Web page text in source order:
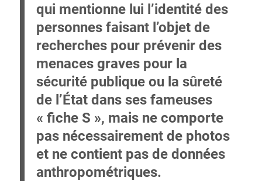
qui mentionne lui l’identité des
personnes faisant l’objet de
recherches pour prévenir des
menaces graves pour la
sécurité publique ou la sûreté
de l’État dans ses fameuses
« fiche S », mais ne comporte
pas nécessairement de photos
et ne contient pas de données
anthropométriques.